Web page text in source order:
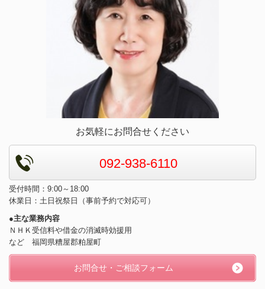
お気軽にお問合せください
092-938-6110
受付時間：9:00～18:00
休業日：土日祝祭日（事前予約で対応可）
●主な業務内容
ＮＨＫ受信料や借金の消滅時効援用
など 福岡県糟屋郡粕屋町
お問合せ・ご相談フォーム